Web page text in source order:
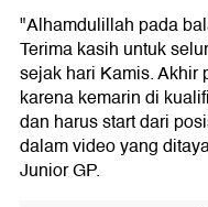
"Alhamdulillah pada
Terima kasih untuk
sejak hari Kamis. Akhir
karena kemarin di
dan harus start dari
dalam video yang
Junior GP.